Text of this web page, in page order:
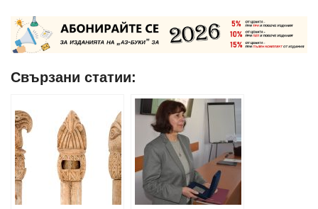
Свързани статии: